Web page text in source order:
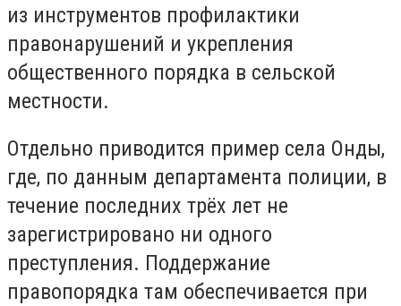
из инструментов профилактики
правонарушений и укрепления
общественного порядка в сельской
местности.
Отдельно приводится пример села Онды,
где, по данным департамента полиции, в
течение последних трёх лет не
зарегистрировано ни одного
преступления. Поддержание
правопорядка там обеспечивается при